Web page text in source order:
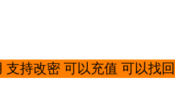
支持改密 可以充值 可以找回